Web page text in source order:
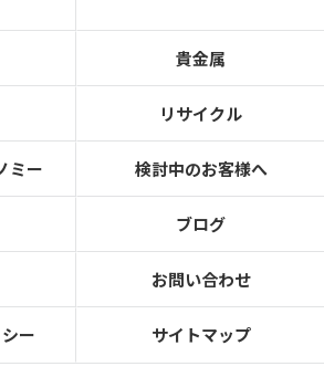
貴金属
リサイクル
ミー 検討中のお客様へ
ブログ
お問い合わせ
ー サイトマップ